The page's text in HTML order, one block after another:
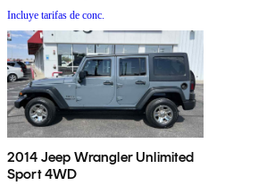
Incluye tarifas de conc.
2014 Jeep Wrangler Unlimited
Sport 4WD